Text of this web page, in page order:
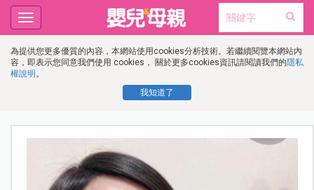
為提供您更多優質的內容，本網站使用cookies分析技術。若繼續閱覽本網站內
容，即表示您同意我們使用 cookies， 關於更多cookies資訊請閱讀我們的隱私
權說明 。
我知道了
Toggle
navigation